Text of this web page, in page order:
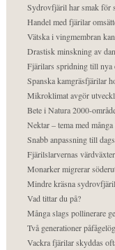
Sydrovfjäril har smak för
Handel med fjärilar
Vätska i vingmembran
Drastisk minskning av
Fjärilars spridning till nya
Spanska kamgräsfjärilar
Mikroklimat avgör
Bete i Natura 2000-
Nektar – tema med
Snabb anpassning till
Fjärilslarvernas
Monarker migrerar
Mindre kräsna
Vad tittar du på?
Många slags pollinerare
Två generationer
Vackra fjärilar skyddas